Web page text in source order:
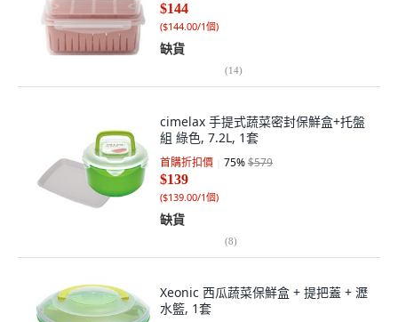
$144
($144.00/1個)
缺貨
(14)
cimelax 手提式蔬菜密封保鮮盒+托盤
組 綠色, 7.2L, 1套
首購折扣價 75%$579
$139
($139.00/1個)
缺貨
(8)
Xeonic 西瓜蔬菜保鮮盒 + 提把蓋 + 瀝
水籃, 1套